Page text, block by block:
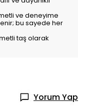
ve deneyime
bu sayede her
taş olarak
Yorum Yap